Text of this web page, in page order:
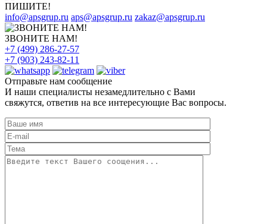
ПИШИТЕ!
info@apsgrup.ru aps@apsgrup.ru zakaz@apsgrup.ru
ЗВОНИТЕ НАМ!
+7 (499) 286-27-57
+7 (903) 243-82-11
Отправьте нам сообщение
И наши специалисты незамедлительно с Вами
свяжутся, ответив на все интересующие Вас вопросы.